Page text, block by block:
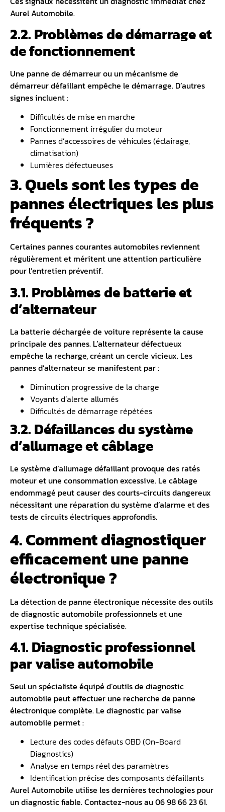
Aurel Automobile.
2.2. Problèmes de démarrage et
de fonctionnement
Une panne de démarreurou un mécanisme de
démarreur défaillant empêche le démarrage. D’autres
signes incluent :
Difficultés de mise en marche
Fonctionnement irrégulier du moteur
Pannes d’accessoires de véhicules (éclairage,
climatisation)
Lumières défectueuses
3. Quels sont les types de
pannes électriques les plus
fréquents ?
Certaines pannes courantes automobiles reviennent
régulièrement et méritent une attention particulière
pour l’entretien préventif.
3.1. Problèmes de batterie et
d’alternateur
La batterie déchargée de voiture représente la cause
principale des pannes. L’alternateur défectueux
empêche la recharge, créant un cercle vicieux. Les
pannes d’alternateur se manifestent par :
Diminution progressive de la charge
Voyants d’alerte allumés
Difficultés de démarrage répétées
3.2. Défaillances du système
d’allumage et câblage
Le système d’allumage défaillant provoque des ratés
moteur et une consommation excessive. Le câblage
endommagé peut causer des courts-circuits dangereux
nécessitant une réparation du système d’alarme et des
tests de circuits électriques approfondis.
4. Comment diagnostiquer
efficacement une panne
électronique ?
La détection de panne électronique nécessite des outils
de diagnostic automobile professionnels et une
expertise technique spécialisée.
4.1. Diagnostic professionnel
par valise automobile
Seul un spécialiste équipé d’outils de diagnostic
automobile peut effectuer une recherche de panne
électronique complète. Le diagnostic par valise
automobile permet :
Lecture des codes défauts OBD (On-Board
Diagnostics)
Analyse en temps réel des paramètres
Identification précise des composants défaillants
Aurel Automobile utilise les dernières technologies pour
un diagnostic fiable. Contactez-nous au 06 98 66 23 61.